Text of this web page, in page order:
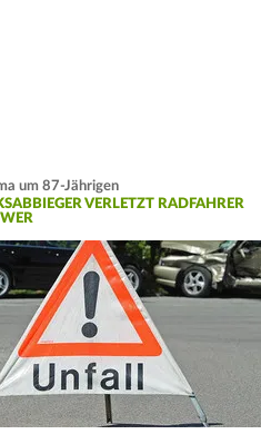
um 87-Jährigen
VERLETZT RADFAHRER